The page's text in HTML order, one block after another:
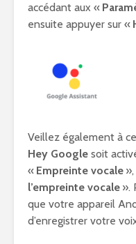
accédant aux «
ensuite appuyer sur «
Veillez également à
Hey Google soit
« Empreinte vocale
l’empreinte vocale ».
que votre appareil
d’enregistrer votre